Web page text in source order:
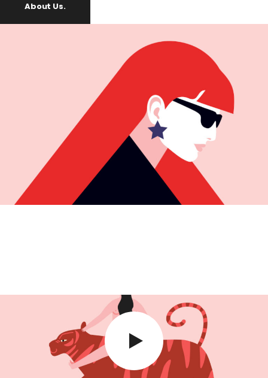
About Us.